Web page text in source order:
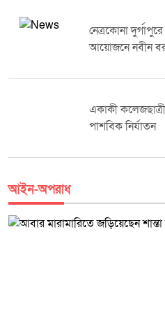
এবং তদন্তের ভিত্তিতে মৃত্যুর প্রকৃত কারণ
ব্যবস্থা নেওয়া হবে।
বিশেষ অবদান রাখা ব্যক্তি ও প্রতিষ্ঠানের
এবং পরিবার পরিকল্পনা সেবার গুরুত্ব
টাঙ্গাইল জেলা
মামলায় ২৪ জন
মুন্সীগঞ্জের শ্রীনগরে
প্রস্তুতি পরিদর্শনে
আইন-অপরাধ